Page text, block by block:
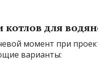
котлов для
момент при
варианты: